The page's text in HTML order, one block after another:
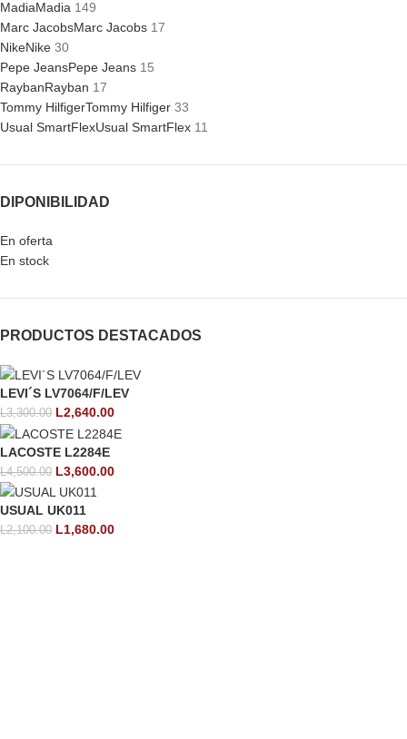
MadiaMadia 149
Marc JacobsMarc Jacobs 17
NikeNike 30
Pepe JeansPepe Jeans 15
RaybanRayban 17
Tommy HilfigerTommy Hilfiger 33
Usual SmartFlexUsual SmartFlex 11
DIPONIBILIDAD
En oferta
En stock
PRODUCTOS DESTACADOS
LEVI´S LV7064/F/LEV
L3,300.00 L2,640.00
LACOSTE L2284E
L4,500.00 L3,600.00
USUAL UK011
L2,100.00 L1,680.00